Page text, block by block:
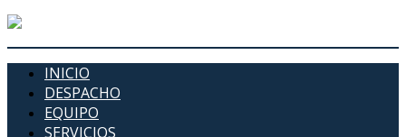
INICIO
DESPACHO
EQUIPO
SERVICIOS